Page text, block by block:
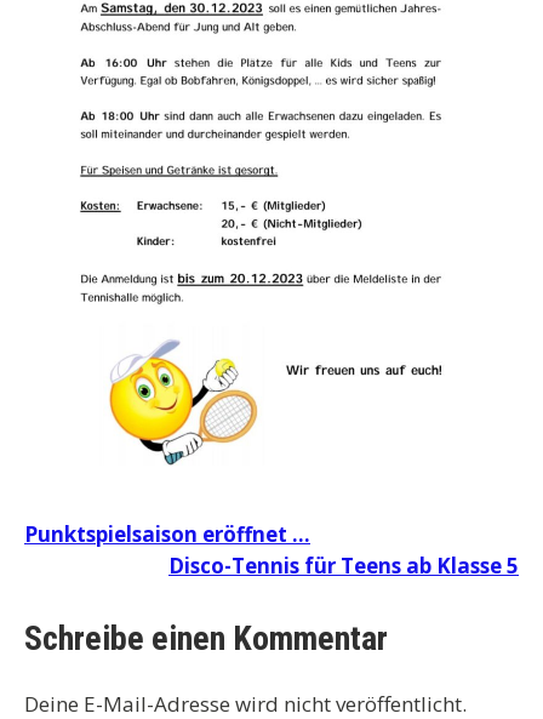
Beitragsnavigation
Punktspielsaison eröffnet …
Disco-Tennis für Teens ab Klasse 5
Schreibe einen Kommentar
Deine E-Mail-Adresse wird nicht veröffentlicht.